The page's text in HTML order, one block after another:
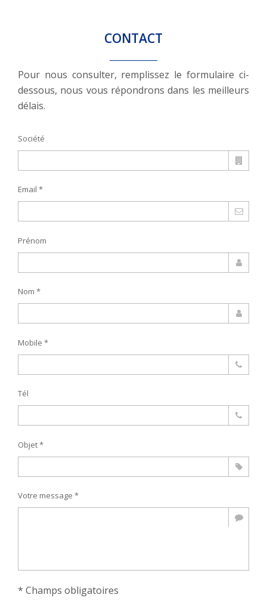
CONTACT
Pour nous consulter, remplissez le formulaire ci-
dessous, nous vous répondrons dans les meilleurs
délais.
Société
Email *
Prénom
Nom *
Mobile *
Tél
Objet *
Votre message *
* Champs obligatoires